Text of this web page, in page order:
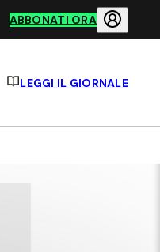
ABBONATI ORA
LEGGI IL GIORNALE